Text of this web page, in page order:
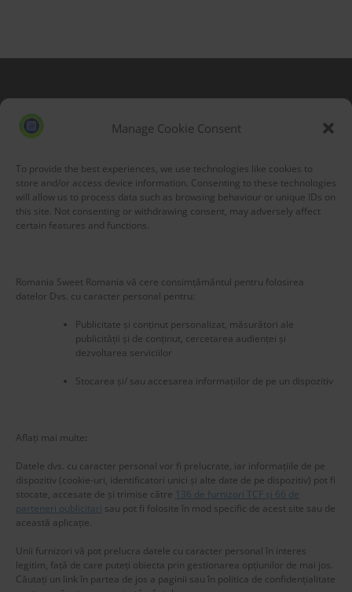
Manage Cookie Consent
To provide the best experiences, we use technologies like cookies to
store and/or access device information. Consenting to these technologies
will allow us to process data such as browsing behaviour or unique IDs on
this site. Not consenting or withdrawing consent, may adversely affect
certain features and functions.
Romania Sweet Romania vă cere consimțământul pentru folosirea
datelor Dvs. cu caracter personal pentru:
Publicitate și conținut personalizat, măsurători ale
publicității și de conținut, cercetarea audienței și
dezvoltarea serviciilor
Stocarea și/ sau accesarea informațiilor de pe un dispozitiv
Aflați mai multe:
Datele dvs. cu caracter personal vor fi prelucrate, iar informațiile de pe
dispozitiv (cookie-uri, identificatori unici și alte date de pe dispozitiv) pot fi
stocate, accesate de și trimise către 136 de furnizori TCF și 66 de
parteneri publicitari sau pot fi folosite în mod specific de acest site sau de
această aplicație.
Unii furnizori vă pot prelucra datele cu caracter personal în interes
legitim, față de care puteți obiecta prin gestionarea opțiunilor de mai jos.
Căutați un link în partea de jos a paginii sau în politica de confidențialitate